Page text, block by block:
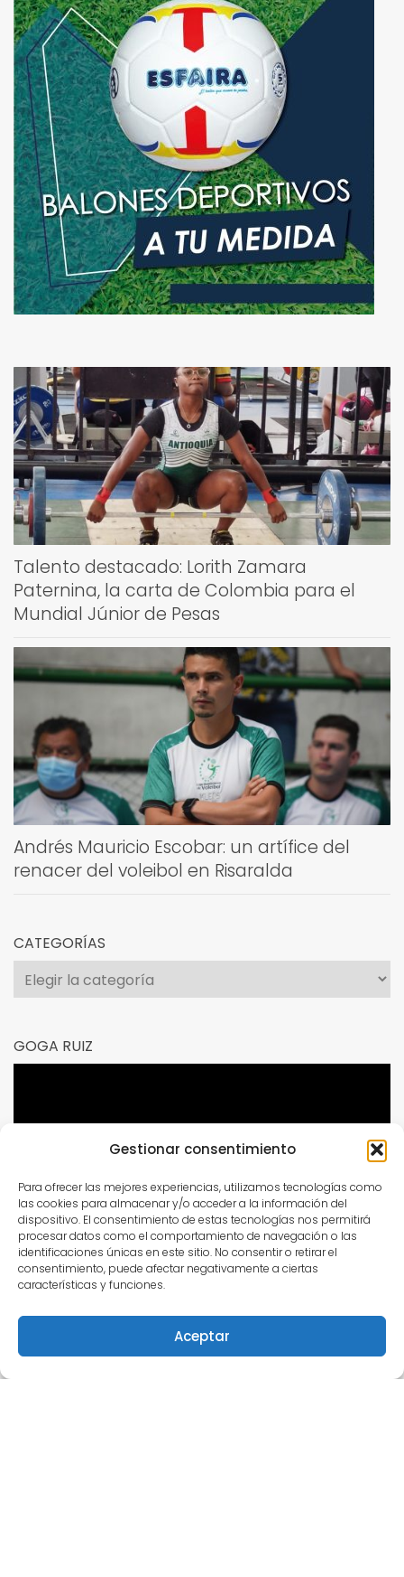
Gestionar consentimiento
Para ofrecer las mejores experiencias, utilizamos tecnologías como
las cookies para almacenar y/o acceder a la información del
dispositivo. El consentimiento de estas tecnologías nos permitirá
procesar datos como el comportamiento de navegación o las
identificaciones únicas en este sitio. No consentir o retirar el
consentimiento, puede afectar negativamente a ciertas
características y funciones.
Aceptar
Talento destacado: Lorith Zamara
Paternina, la carta de Colombia para el
Mundial Júnior de Pesas
Andrés Mauricio Escobar: un artífice del
renacer del voleibol en Risaralda
CATEGORÍAS
Categorías
GOGA RUIZ
vídeo
00:00 00:15